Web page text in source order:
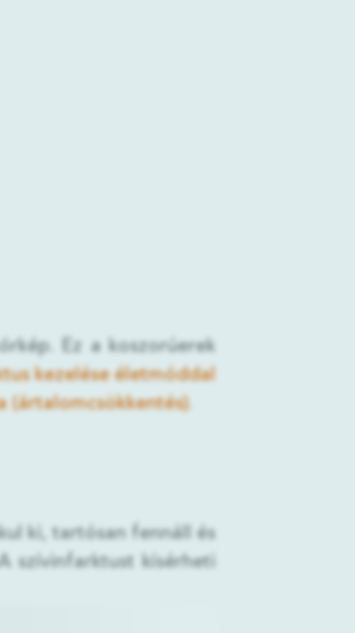
Ez a koszorúerek
kezelése életmóddal
(ártalomcsökkentés).
ki, tartósan fennáll és
szívinfarktust kísérheti